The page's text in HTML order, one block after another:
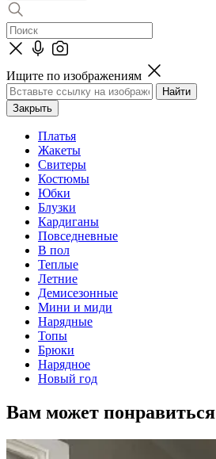
Ищите по изображениям
Закрыть
Платья
Жакеты
Свитеры
Костюмы
Юбки
Блузки
Кардиганы
Повседневные
В пол
Теплые
Летние
Демисезонные
Мини и миди
Нарядные
Топы
Брюки
Нарядное
Новый год
Вам может понравиться